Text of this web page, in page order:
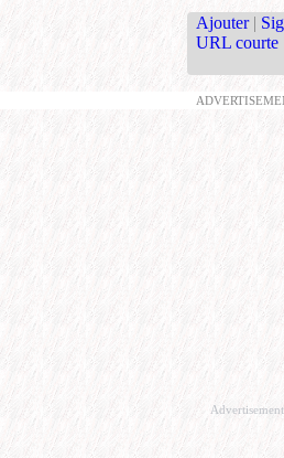
Ajouter |
URL courte
Advertisement